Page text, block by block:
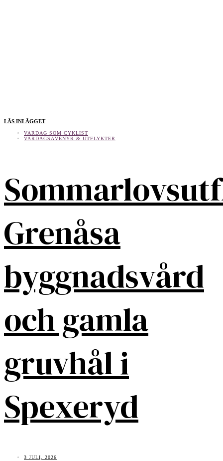
LÄS INLÄGGET
VARDAG SOM CYKLIST
VARDAGSÄVENYR & UTFLYKTER
Grenåsa
byggnadsvård
och gamla
gruvhål i
Spexeryd
3 JULI, 2026